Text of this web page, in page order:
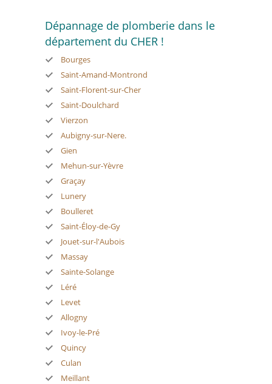
Dépannage de plomberie dans le
département du CHER !
Bourges
Saint-Amand-Montrond
Saint-Florent-sur-Cher
Saint-Doulchard
Vierzon
Aubigny-sur-Nere.
Gien
Mehun-sur-Yèvre
Graçay
Lunery
Boulleret
Saint-Éloy-de-Gy
Jouet-sur-l'Aubois
Massay
Sainte-Solange
Léré
Levet
Allogny
Ivoy-le-Pré
Quincy
Culan
Meillant